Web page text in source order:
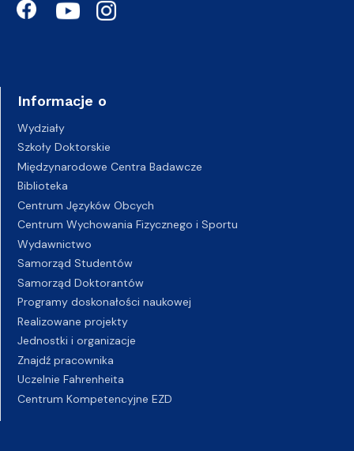
Informacje o
Wydziały
Szkoły Doktorskie
Międzynarodowe Centra Badawcze
Biblioteka
Centrum Języków Obcych
Centrum Wychowania Fizycznego i Sportu
Wydawnictwo
Samorząd Studentów
Samorząd Doktorantów
Programy doskonałości naukowej
Realizowane projekty
Jednostki i organizacje
Znajdź pracownika
Uczelnie Fahrenheita
Centrum Kompetencyjne EZD